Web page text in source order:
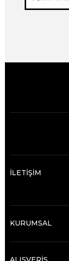
İLETİŞİM
KURUMSAL